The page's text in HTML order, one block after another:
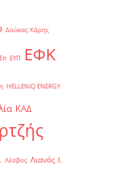
Δούκας Χάρης
ΕΥΠ ΕΦΚ
ΗELLENiQ ENERGY
ΚΑΔ
Λέσβος Λιανός Ι.